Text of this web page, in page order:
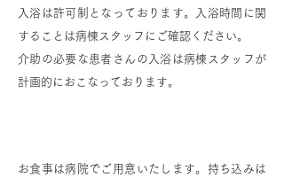
入浴は許可制となっております。入浴時間に関
することは病棟スタッフにご確認ください。
介助の必要な患者さんの入浴は病棟スタッフが
計画的におこなっております。
お食事は病院でご用意いたします。持ち込みは